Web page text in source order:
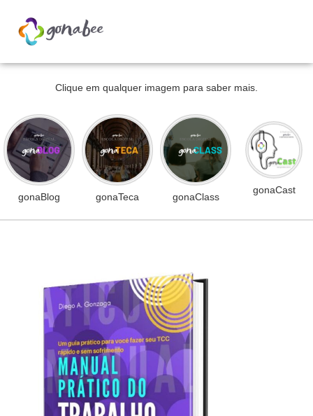
Clique em qualquer imagem para saber mais.
gonaBlog gonaTeca gonaClass
gonaCast